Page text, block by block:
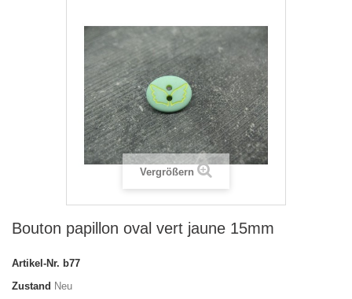
Vergrößern
Bouton papillon oval vert jaune 15mm
Artikel-Nr. b77
Zustand Neu